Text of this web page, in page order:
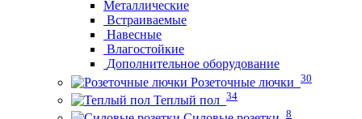
Металлические
Встраиваемые
Навесные
Влагостойкие
Дополнительное оборудование
Розеточные лючки 30
Теплый пол 34
8